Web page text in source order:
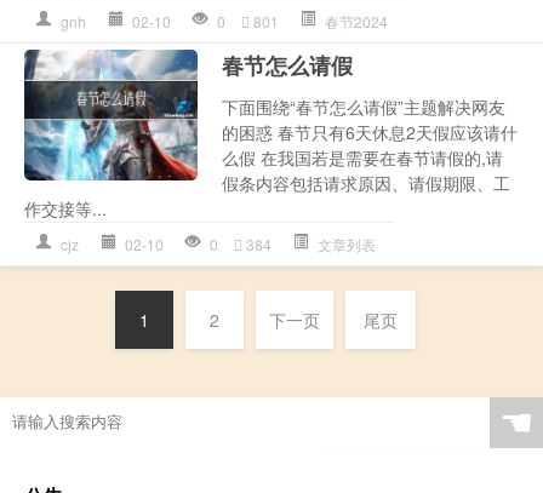
gnh 02-10 0 801 春节2024
春节怎么请假
下面围绕“春节怎么请假”主题解决网友
的困惑 春节只有6天休息2天假应该请什
么假 在我国若是需要在春节请假的,请
假条内容包括请求原因、请假期限、工
作交接等...
cjz 02-10 0 384 文章列表
1 2 下一页 尾页
☚